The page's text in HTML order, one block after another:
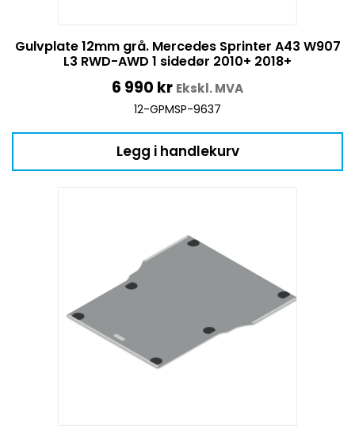
Gulvplate 12mm grå. Mercedes Sprinter A43 W907
L3 RWD-AWD 1 sidedør 2010+ 2018+
6 990 kr Ekskl. MVA
12-GPMSP-9637
Legg i handlekurv